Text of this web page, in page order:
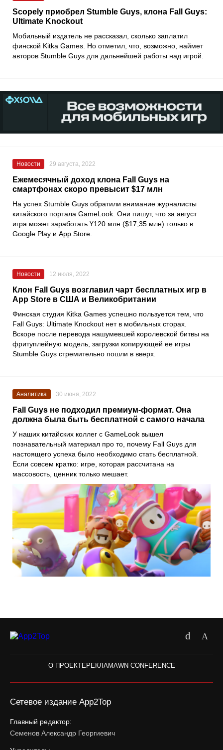
Scopely приобрел Stumble Guys, клона Fall Guys:
Ultimate Knockout
Мобильный издатель не рассказал, сколько заплатил
финской Kitka Games . Но отметил, что, возможно, наймет
авторов Stumble Guys для дальнейшей работы над игрой.
Новости 29 августа, 2022
Ежемесячный доход клона Fall Guys на
смартфонах скоро превысит $17 млн
На успех Stumble Guys обратили внимание журналисты
китайского портала GameLook. Они пишут, что за август
игра может заработать ¥120 млн ($17,35 млн) только в
Google Play и App Store.
Новости 12 июля, 2022
Клон Fall Guys возглавил чарт бесплатных игр в
App Store в США и Великобритании
Финская студия Kitka Games успешно пользуется тем, что
Fall Guys: Ultimate Knockout нет в мобильных сторах.
Вскоре после перевода нашумевшей королевской битвы на
фритуплейную модель, загрузки копирующей ее игры
Stumble Guys стремительно пошли в вверх.
Аналитика 30 июня, 2022
Fall Guys не подходил премиум-формат. Она
должна была быть бесплатной с самого начала
У наших китайских коллег с GameLook вышел
познавательный материал про то, почему Fall Guys для
настоящего успеха было необходимо стать бесплатной.
Если совсем кратко: игре, которая рассчитана на
массовость, ценник только мешает.
О ПРОЕКТЕРЕКЛАМАWN CONFERENCE
Сетевое издание App2Top
Главный редактор:
Семенов Александр Георгиевич